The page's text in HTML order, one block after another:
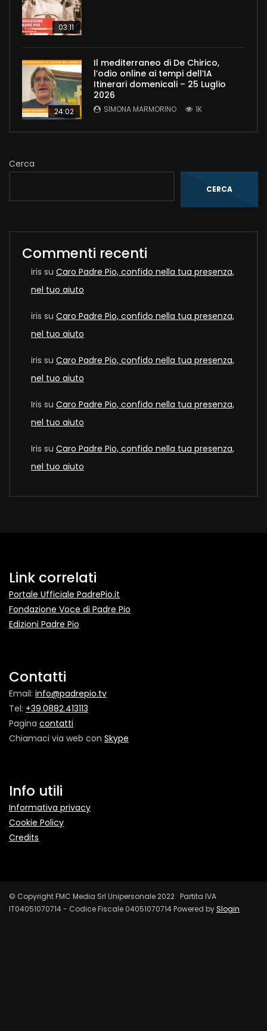
03:11
24:02
Il mediterraneo di De Chirico,
l’odio online ai tempi dell’IA
Itinerari domenicali – 25 Luglio
2026
SIMONA MARMORINO 1K
Cerca
CERCA
Commenti recenti
iris su Caro Padre Pio, confido nella tua presenza,
nel tuo aiuto
iris su Caro Padre Pio, confido nella tua presenza,
nel tuo aiuto
iris su Caro Padre Pio, confido nella tua presenza,
nel tuo aiuto
Iris su Caro Padre Pio, confido nella tua presenza,
nel tuo aiuto
Iris su Caro Padre Pio, confido nella tua presenza,
nel tuo aiuto
Link correlati
Portale Ufficiale PadrePio.it
Fondazione Voce di Padre Pio
Edizioni Padre Pio
Contatti
Email: info@padrepio.tv
Tel: +39.0882.413113
Pagina contatti
Chiamaci via web con Skype
Info utili
Informativa privacy
Cookie Policy
Credits
© Copyright FMC Media Srl Unipersonale 2022 Partita IVA
IT04051070714 - Codice Fiscale 04051070714 Powered bySlogin